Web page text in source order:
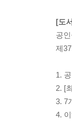
[도
공
제
1.
2. [
3. 7
4.